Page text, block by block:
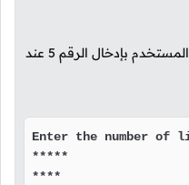
بإدخال الرقم 5 عند
Enter the number of
*****
****